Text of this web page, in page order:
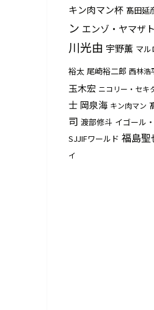
キン肉マン杯 髙田延
ン エンゾ・ヤマザト
川光由 宇野薫 マル
裕太 尾崎裕二郎 西林浩
玉木宏 ニコリー・セキ
士 岡泉海 キン肉マン
司 渡部修斗 イゴール
SJJIFワールド 福島聖
イ